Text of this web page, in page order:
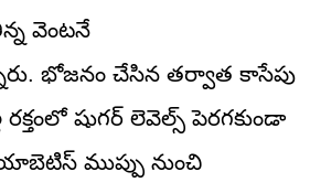
వెంటనే
భోజనం చేసిన తర్వాత కాసేపు
షుగర్ లెవెల్స్ పెరగకుండా
ముప్పు నుంచి